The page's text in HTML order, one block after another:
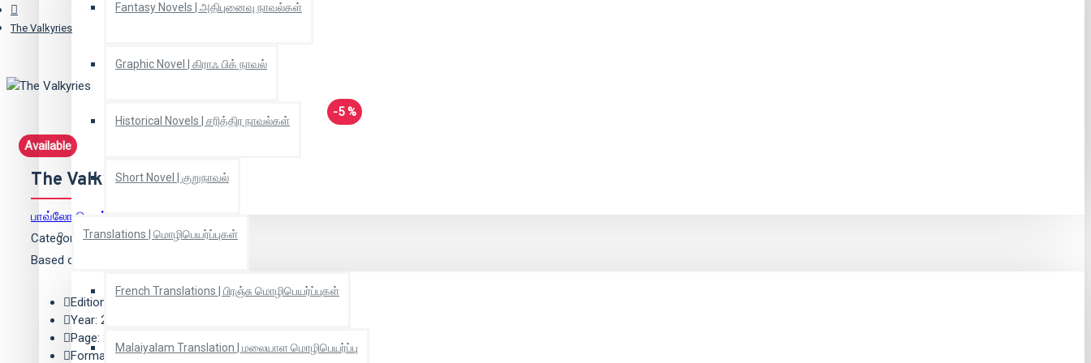
Fantasy Novels | அதிபுனைவு நாவல்கள்
Graphic Novel | கிராஃ பிக் நாவல்
Historical Novels | சரித்திர நாவல்கள்
Short Novel | குறுநாவல்
Translations | மொழிபெயர்ப்புகள்
French Translations | பிரஞ்சு மொழிபெயர்ப்புகள்
Malaiyalam Translation | மலையாள மொழிபெயர்ப்பு
The Valkyries
-5 %
Available
The Valkyries
பாவ்லோ கொய்லோ
Categories:Novel | நாவல்
Based on 0 reviews.
Edition: 1
Year: 2014
Page: 256
Format: Paper Back